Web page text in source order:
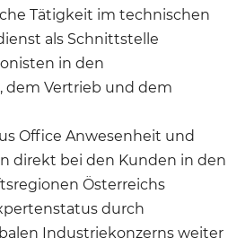
Tätigkeit im technischen
als Schnittstelle
in den
dem Vertrieb und dem
Office Anwesenheit und
direkt bei den Kunden in den
Österreichs
durch
Industriekonzerns weiter